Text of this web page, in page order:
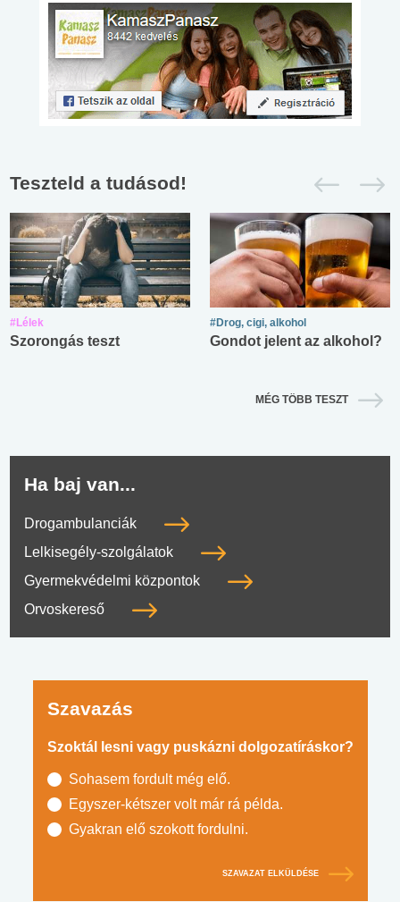
Teszteld a tudásod!
#Lélek
Szorongás teszt
#Drog, cigi, alkohol
Gondot jelent az alkohol?
MÉG TÖBB TESZT
Ha baj van...
Drogambulanciák
Lelkisegély-szolgálatok
Gyermekvédelmi központok
Orvoskereső
Szavazás
Szoktál lesni vagy puskázni dolgozatíráskor?
Sohasem fordult még elő.
Egyszer-kétszer volt már rá példa.
Gyakran elő szokott fordulni.
SZAVAZAT ELKÜLDÉSE